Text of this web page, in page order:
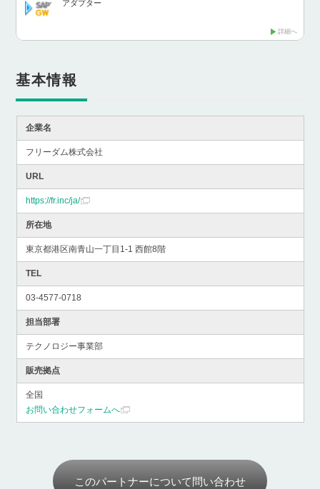
アダプター
詳細へ
基本情報
企業名
フリーダム株式会社
URL
https://fr.inc/ja/
所在地
東京都港区南青山一丁目1-1 西館8階
TEL
03-4577-0718
担当部署
テクノロジー事業部
販売拠点
全国
お問い合わせフォームへ
このパートナーについて問い合わせ